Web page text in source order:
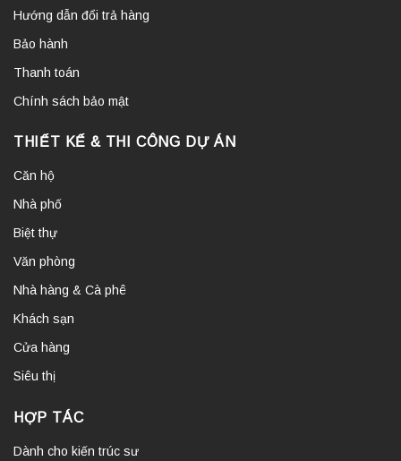
Hướng dẫn đổi trả hàng
Bảo hành
Thanh toán
Chính sách bảo mật
THIẾT KẾ & THI CÔNG DỰ ÁN
Căn hộ
Nhà phố
Biệt thự
Văn phòng
Nhà hàng & Cà phê
Khách sạn
Cửa hàng
Siêu thị
HỢP TÁC
Dành cho kiến trúc sư